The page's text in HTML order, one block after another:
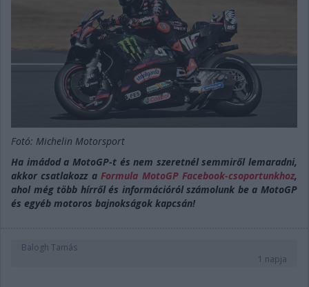
Fotó: Michelin Motorsport
Ha imádod a MotoGP-t és nem szeretnél semmiről lemaradni,
akkor csatlakozz a Formula MotoGP Facebook-csoportunkhoz,
ahol még több hírről és információról számolunk be a MotoGP
és egyéb motoros bajnokságok kapcsán!
Balogh Tamás
1 napja